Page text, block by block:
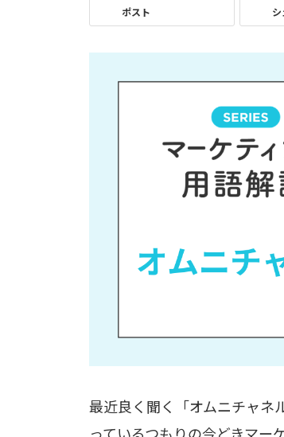
ポスト
最近良く聞く「オムニチャネ
っているつもりの今どきマー